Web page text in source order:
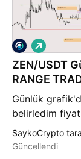
ZEN/USDT
RANGE
Günlük
belirledim
alanımızın dip
büyük range
A
l
ı
ş
SaykoCrypto
Güncellendi